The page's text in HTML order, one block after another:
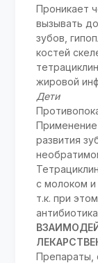
Проникает
вызывать
зубов,
костей
жировой
Дети
развития
с молоком
т.к. при
Препараты,